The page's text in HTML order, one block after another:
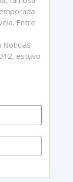
Entre
estuvo